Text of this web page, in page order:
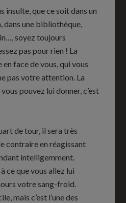
insulte, que ce soit dans un
dans une bibliothèque,
soyez toujours
pas pour rien ! La
face de vous, qui vous
pas votre attention. La
pouvez lui donner, c’est
de tour, il sera très
contraire en réagissant
intelligemment.
ce que vous allez lui
votre sang-froid.
mais c’est l’une des